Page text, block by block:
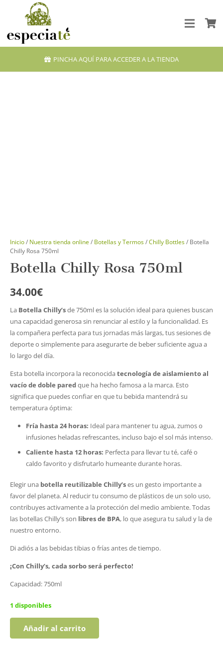
PINCHA AQUÍ PARA ACCEDER A LA TIENDA
Inicio/ Nuestra tienda online/ Botellas y Termos/Chilly Bottles/ Botella
Chilly Rosa 750ml
Botella Chilly Rosa 750ml
34.00€
LaBotella Chilly’sde 750ml es la solución ideal para quienes buscan
una capacidad generosa sin renunciar al estilo y la funcionalidad. Es
la compañera perfecta para tus jornadas más largas, tus sesiones de
deporte o simplemente para asegurarte de beber suficiente agua a
lo largo del día.
Esta botella incorpora la reconocidatecnología de aislamiento al
vacío de doble paredque ha hecho famosa a la marca. Esto
significa que puedes confiar en que tu bebida mantendrá su
temperatura óptima:
Fría hasta 24 horas: Ideal para mantener tu agua, zumos o
infusiones heladas refrescantes, incluso bajo el sol más intenso.
Caliente hasta 12 horas: Perfecta para llevar tu té, café o
caldo favorito y disfrutarlo humeante durante horas.
Elegir una botella reutilizable Chilly’ses un gesto importante a
favor del planeta. Al reducir tu consumo de plásticos de un solo uso,
contribuyes activamente a la protección del medio ambiente. Todas
las botellas Chilly’s son libres de BPA, lo que asegura tu salud y la de
nuestro entorno.
Di adiós a las bebidas tibias o frías antes de tiempo.
¡Con Chilly’s, cada sorbo será perfecto!
Capacidad: 750ml
1 disponibles
BotellaAñadir al carrito